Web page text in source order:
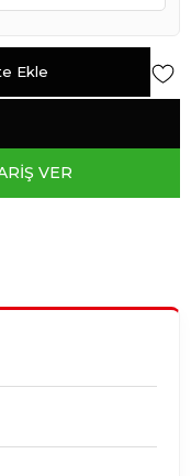
Ekle
VER